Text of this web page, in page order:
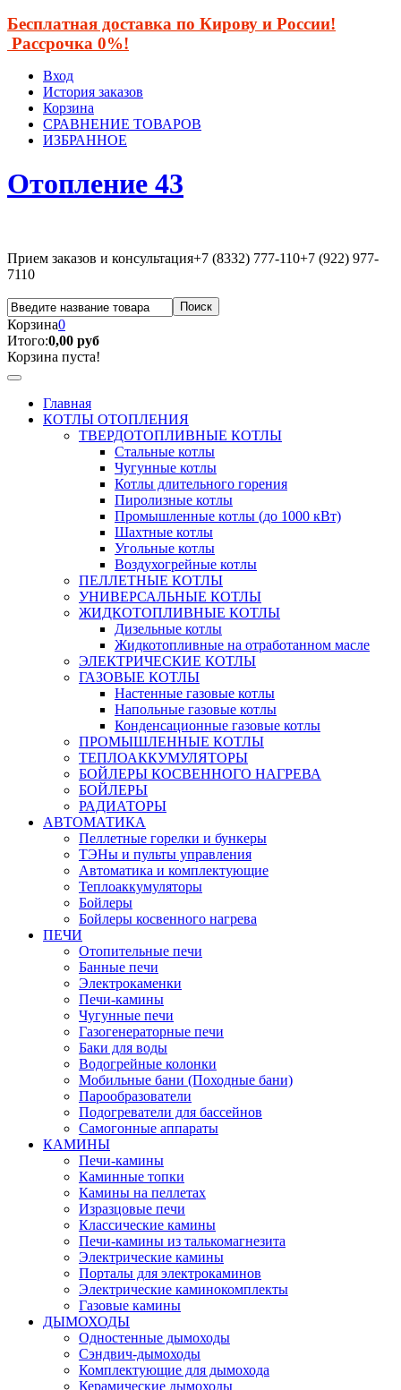
Бесплатная доставка по Кирову и России!
Рассрочка 0%!
Вход
История заказов
Корзина
СРАВНЕНИЕ ТОВАРОВ
ИЗБРАННОЕ
Отопление 43
Прием заказов и консультация+7 (8332) 777-110+7 (922) 977-
7110
Корзина0
Итого:0,00 руб
Корзина пуста!
Главная
КОТЛЫ ОТОПЛЕНИЯ
ТВЕРДОТОПЛИВНЫЕ КОТЛЫ
Стальные котлы
Чугунные котлы
Котлы длительного горения
Пиролизные котлы
Промышленные котлы (до 1000 кВт)
Шахтные котлы
Угольные котлы
Воздухогрейные котлы
ПЕЛЛЕТНЫЕ КОТЛЫ
УНИВЕРСАЛЬНЫЕ КОТЛЫ
ЖИДКОТОПЛИВНЫЕ КОТЛЫ
Дизельные котлы
Жидкотопливные на отработанном масле
ЭЛЕКТРИЧЕСКИЕ КОТЛЫ
ГАЗОВЫЕ КОТЛЫ
Настенные газовые котлы
Напольные газовые котлы
Конденсационные газовые котлы
ПРОМЫШЛЕННЫЕ КОТЛЫ
ТЕПЛОАККУМУЛЯТОРЫ
БОЙЛЕРЫ КОСВЕННОГО НАГРЕВА
БОЙЛЕРЫ
РАДИАТОРЫ
АВТОМАТИКА
Пеллетные горелки и бункеры
ТЭНы и пульты управления
Автоматика и комплектующие
Теплоаккумуляторы
Бойлеры
Бойлеры косвенного нагрева
ПЕЧИ
Отопительные печи
Банные печи
Электрокаменки
Печи-камины
Чугунные печи
Газогенераторные печи
Баки для воды
Водогрейные колонки
Мобильные бани (Походные бани)
Парообразователи
Подогреватели для бассейнов
Самогонные аппараты
КАМИНЫ
Печи-камины
Каминные топки
Камины на пеллетах
Изразцовые печи
Классические камины
Печи-камины из талькомагнезита
Электрические камины
Порталы для электрокаминов
Электрические каминокомплекты
Газовые камины
ДЫМОХОДЫ
Одностенные дымоходы
Сэндвич-дымоходы
Комплектующие для дымохода
Керамические дымоходы